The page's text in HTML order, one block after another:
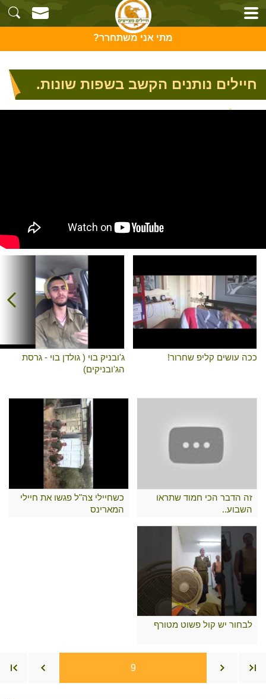
מתי אני משתחרר?
חיילים נותנים הקשב בשפות שונות.
ענק!
ככה עושים קליפ שחרור!
ג'ובניק בוי ( גולדן בוי - גרסת
הג'ובניקים)
זה הדבר הכי חמוד שתראו
השבוע..
כשחיילי צה"ל פגשו את חיילי
המארינס
לבחור יש קול פשוט מטורף
9